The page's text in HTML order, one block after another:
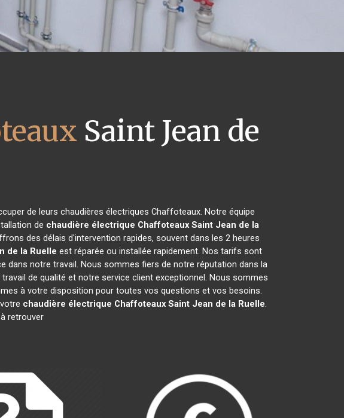
Saint Jean de
de leurs chaudières électriques Chaffoteaux. Notre équipe
de chaudière électrique Chaffoteaux Saint Jean de la
des délais d'intervention rapides, souvent dans les 2 heures
de la Ruelle est réparée ou installée rapidement. Nos tarifs sont
notre travail. Nous sommes fiers de notre réputation dans la
de qualité et notre service client exceptionnel. Nous sommes
à votre disposition pour toutes vos questions et vos besoins.
chaudière électrique Chaffoteaux Saint Jean de la Ruelle.
retrouver